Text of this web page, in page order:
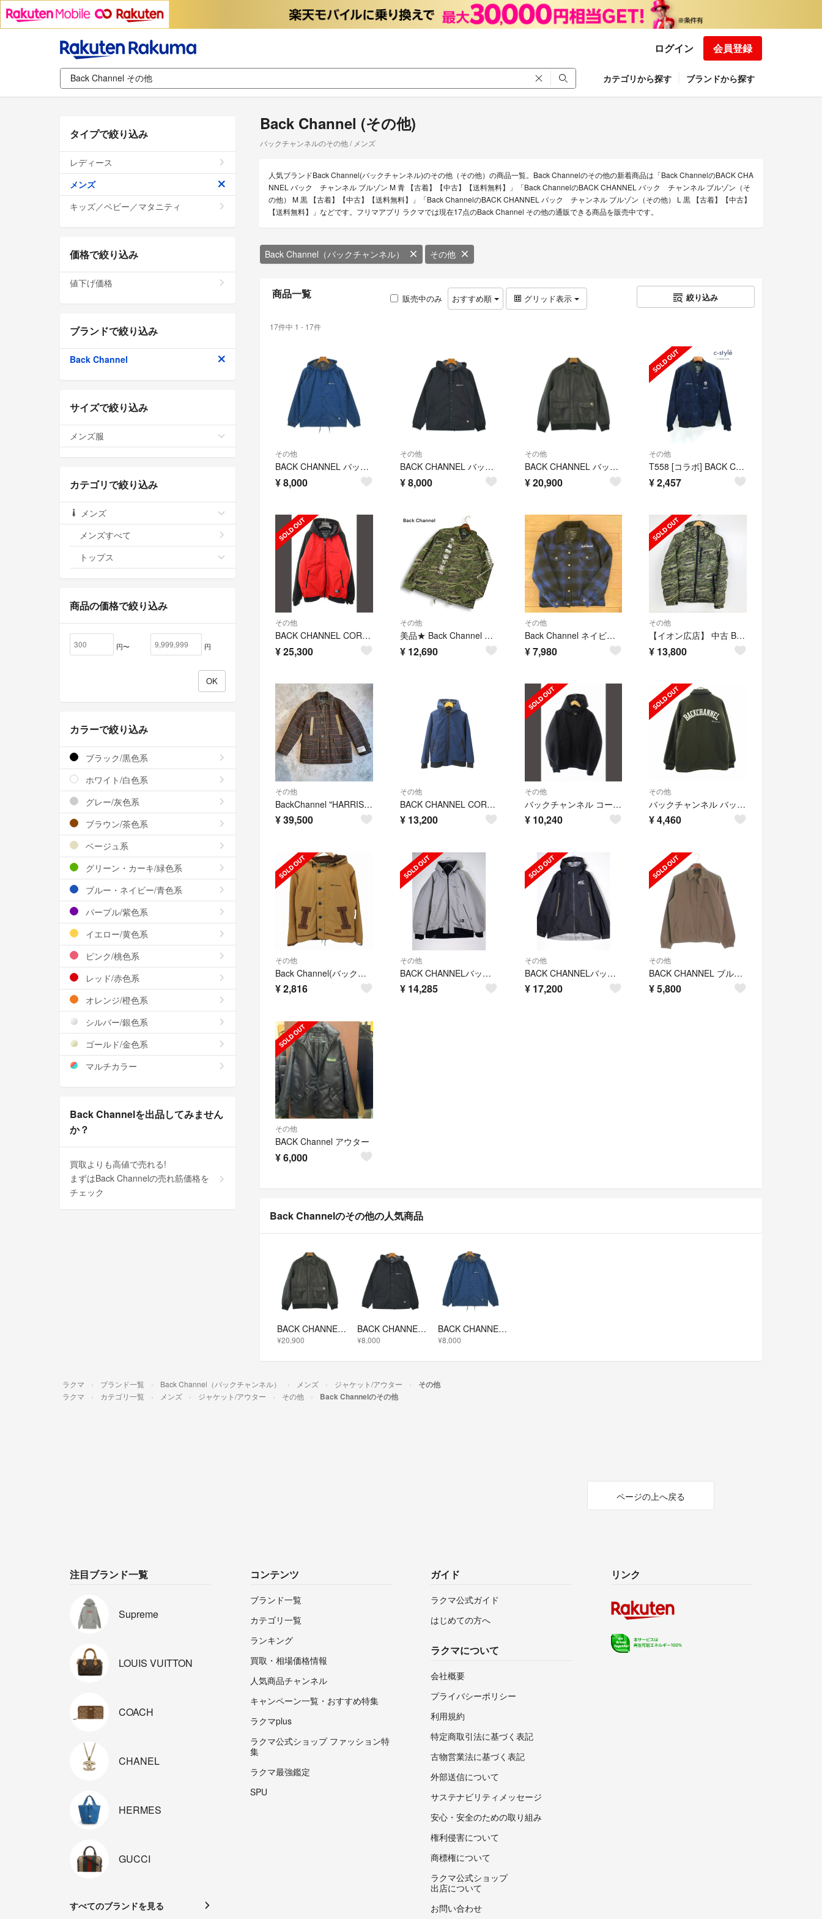
ログイン 会員登録
カテゴリから探す ブランドから探す
Back Channel (その他)
バックチャンネルのその他 / メンズ
人気ブランドBack Channel(バックチャンネル)のその他（その他）の商品一覧。Back Channelのその他の新着商品は「Back ChannelのBACK CHA
NNEL バック チャンネル ブルゾン M 青 【古着】【中古】【送料無料】」「Back ChannelのBACK CHANNEL バック チャンネル ブルゾン（そ
の他） M 黒 【古着】【中古】【送料無料】」「Back ChannelのBACK CHANNEL バック チャンネル ブルゾン（その他） L 黒 【古着】【中古】
【送料無料】」などです。フリマアプリ ラクマでは現在17点のBack Channel その他の通販できる商品を販売中です。
Back Channel（バックチャンネル） その他
商品一覧 販売中のみ おすすめ順 グリッド表示 絞り込み
17件中 1 - 17件
その他
BACK CHANNEL バック チャンネル ブルゾン M 青 【古着】【中古】【送料無料】
¥8,000
その他
BACK CHANNEL バック チャンネル ブルゾン（その他） M 黒 【古着】【中古】【送料無料】
¥8,000
その他
BACK CHANNEL バック チャンネル ブルゾン（その他） L 黒 【古着】【中古】【送料無料】
¥20,900
その他
T558 [コラボ] BACK CHANNEL × PRILLMAL バックチャンネル×プライルマル ジャケット M ネイビー | ★
¥2,457
その他
BACK CHANNEL CORDURA HOODED JACKET XXL 赤
¥25,300
その他
美品★ Back Channel バックチャンネル 通年 防水透湿★ ゴーストライオン カモ柄 ウインド コーチ ジャケット Sz.S メンズ
¥ 12,690
その他
Back Channel ネイビーチェックジャケット S
¥7,980
その他
【イオン広店】 中古 Back Channel | バックチャンネル ダウンジャケット カモ サイズ：S 【95】
¥ 13,800
その他
BackChannel "HARRIS TWEED WOOL JACKET"
¥39,500
その他
BACK CHANNEL CORDURA HOODED JACKET
¥ 13,200
その他
バックチャンネル コーデュラ ナイロン 中綿ジャケット L 黒 ブラック●
¥ 10,240
その他
バックチャンネル バック 刺繍 ウールライク ジャケット L カーキ Back Channel メンズ 古着 【240202】
¥4,460
その他
Back Channel(バックチャンネル) ジップアップフーディジャケット
¥2,816
その他
BACK CHANNELバックチャンネル 2020AW CORDURA NYLON HOODED JACKETコーデュラ ナイロン中綿フードジャケット【XL】【MJKA72916】
¥ 14,285
その他
BACK CHANNELバックチャンネル 2020AW NYLON 3LAYER MOUNTAIN PARKA3レイヤー マウンテンパーカー ジャケット【XL】【MJKA72917】
¥ 17,200
その他
BACK CHANNEL ブルゾン（その他） メンズ
¥5,800
その他
BACK Channel アウター
¥6,000
Back Channelのその他の人気商品
BACK CHANNEL バック チャンネル ブルゾン（その他） L 黒 【古着】【中古】【送料無料】
¥20,900
BACK CHANNEL バック チャンネル ブルゾン（その他） M 黒 【古着】【中古】【送料無料】
¥8,000
BACK CHANNEL バック チャンネル ブルゾン M 青 【古着】【中古】【送料無料】
¥8,000
タイプで絞り込み
レディース
メンズ
キッズ／ベビー／マタニティ
価格で絞り込み
値下げ価格
ブランドで絞り込み
Back Channel
サイズで絞り込み
メンズ服
カテゴリで絞り込み
メンズ
メンズすべて
トップス
商品の価格で絞り込み
円〜 円
カラーで絞り込み
ブラック/黒色系
ホワイト/白色系
グレー/灰色系
ブラウン/茶色系
ベージュ系
グリーン・カーキ/緑色系
ブルー・ネイビー/青色系
パープル/紫色系
イエロー/黄色系
ピンク/桃色系
レッド/赤色系
オレンジ/橙色系
シルバー/銀色系
ゴールド/金色系
マルチカラー
Back Channelを出品してみません
か？
買取よりも高値で売れる!
まずはBack Channelの売れ筋価格を
チェック
ラクマ ブランド一覧 Back Channel（バックチャンネル） メンズ ジャケット/アウター その他
ラクマ カテゴリ一覧 メンズ ジャケット/アウター その他 Back Channelのその他
ページの上へ戻る
注目ブランド一覧
Supreme
LOUIS VUITTON
COACH
CHANEL
HERMES
GUCCI
すべてのブランドを見る
コンテンツ
ブランド一覧
カテゴリ一覧
ランキング
買取・相場価格情報
人気商品チャンネル
キャンペーン一覧・おすすめ特集
ラクマplus
ラクマ公式ショップ ファッション特
集
ラクマ最強鑑定
SPU
ガイド
ラクマ公式ガイド
はじめての方へ
ラクマについて
会社概要
プライバシーポリシー
利用規約
特定商取引法に基づく表記
古物営業法に基づく表記
外部送信について
サステナビリティメッセージ
安心・安全のための取り組み
権利侵害について
商標権について
ラクマ公式ショップ
出店について
お問い合わせ
リンク